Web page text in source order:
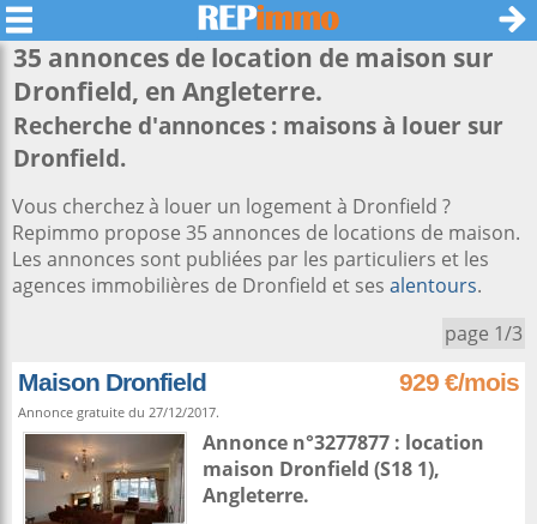
35 annonces de location de maison sur
Dronfield, en Angleterre.
Recherche d'annonces : maisons à louer sur
Dronfield.
Vous cherchez à louer un logement à Dronfield ?
Repimmo propose 35 annonces de locations de maison.
Les annonces sont publiées par les particuliers et les
agences immobilières de Dronfield et ses alentours.
page 1/3
Maison Dronfield 929 €/mois
Annonce gratuite du 27/12/2017.
Annonce n°3277877 : location
maison Dronfield (S18 1),
Angleterre.